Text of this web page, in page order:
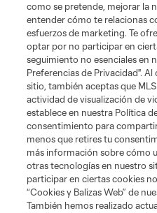
Términos de servicio Política de
Cookies Settings
©2026 MLS. El nombre y escudo de
marcas registradas de League
de los equipos de la MLS están
de la MLS o son usadas con el
desautorizado está prohibido.
como se pretende, mejorar la
entender cómo te relacionas
esfuerzos de marketing. Te
optar por no participar en
seguimiento no esenciales en
Preferencias de Privacidad".
sitio, también aceptas que
actividad de visualización de
establece en nuestra Política
consentimiento para
menos que retires tu
más información sobre cómo
otras tecnologías en nuestro
participar en ciertas cookies
“Cookies y Balizas Web” de
También hemos realizado